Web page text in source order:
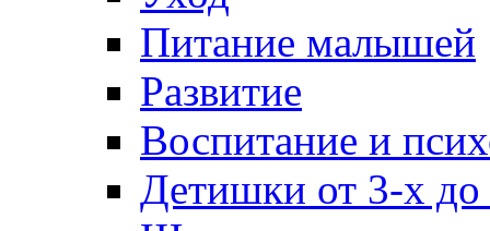
Питание малышей
Развитие
Воспитание и
Детишки от 3-х